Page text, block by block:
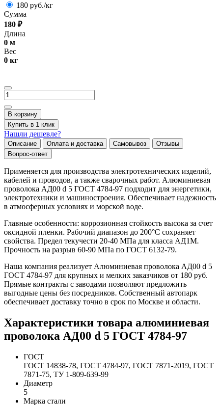
180 руб./кг
Сумма
180 ₽
Длина
0 м
Вес
0 кг
В корзину
Купить в 1 клик
Нашли дешевле?
Описание Оплата и доставка Самовывоз
Отзывы
Вопрос-ответ
Применяется для производства электротехнических изделий,
кабелей и проводов, а также сварочных работ. Алюминиевая
проволока АД00 d 5 ГОСТ 4784-97 подходит для энергетики,
электротехники и машиностроения. Обеспечивает надежность
в атмосферных условиях и морской воде.
Главные особенности: коррозионная стойкость высока за счет
оксидной пленки. Рабочий диапазон до 200°C сохраняет
свойства. Предел текучести 20-40 МПа для класса АД1М.
Прочность на разрыв 60-90 МПа по ГОСТ 6132-79.
Наша компания реализует Алюминиевая проволока АД00 d 5
ГОСТ 4784-97 для крупных и мелких заказчиков от 180 руб.
Прямые контракты с заводами позволяют предложить
выгодные цены без посредников. Собственный автопарк
обеспечивает доставку точно в срок по Москве и области.
Характеристики товара алюминиевая
проволока АД00 d 5 ГОСТ 4784-97
ГОСТ
ГОСТ 14838-78, ГОСТ 4784-97, ГОСТ 7871-2019, ГОСТ
7871-75, ТУ 1-809-639-99
Диаметр
5
Марка стали